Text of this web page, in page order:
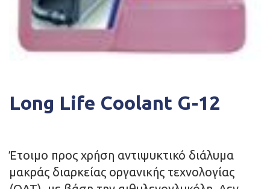
Long Life Coolant G-12
Έτοιμο προς χρήση αντιψυκτικό διάλυμα
μακράς διαρκείας οργανικής τεχνολογίας